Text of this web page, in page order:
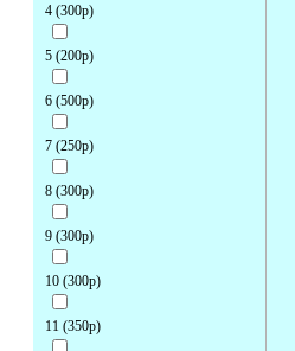
4 (300р)
5 (200р)
6 (500р)
7 (250р)
8 (300р)
9 (300р)
10 (300р)
11 (350р)